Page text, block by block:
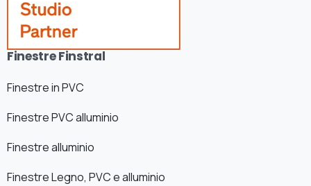
Finestre Finstral
Finestre in PVC
Finestre PVC alluminio
Finestre alluminio
Finestre Legno, PVC e alluminio